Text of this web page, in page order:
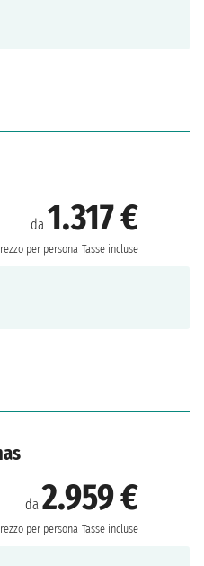
da 1.317 €
per persona Tasse incluse
da2.959 €
per persona Tasse incluse